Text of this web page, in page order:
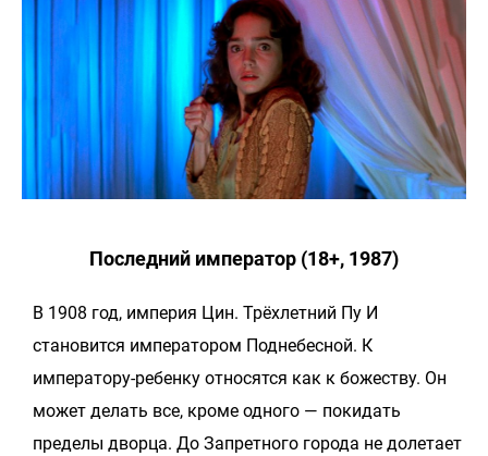
Последний император (18+, 1987)
В 1908 год, империя Цин. Трёхлетний Пу И
становится императором Поднебесной. К
императору-ребенку относятся как к божеству. Он
может делать все, кроме одного — покидать
пределы дворца. До Запретного города не долетает